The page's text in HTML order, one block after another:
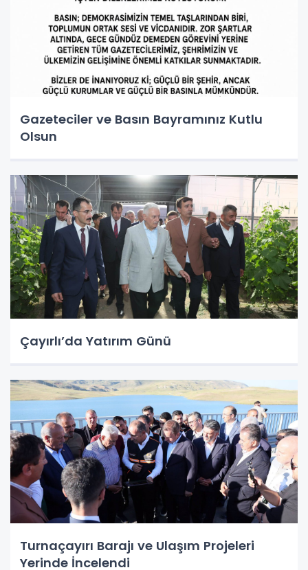
Gazeteciler ve Basın Bayramınız Kutlu
Olsun
Çayırlı’da Yatırım Günü
Turnaçayırı Barajı ve Ulaşım Projeleri
Yerinde İncelendi